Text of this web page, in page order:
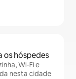
os hóspedes
Wi-Fi e
nesta cidade